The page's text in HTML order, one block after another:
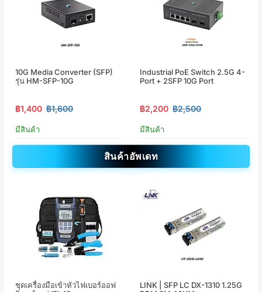
10G Media Converter (SFP)
รุ่น HM-SFP-10G
฿1,400 ฿1,600
มีสินค้า
Industrial PoE Switch 2.5G 4-
Port + 2SFP 10G Port
฿2,200 ฿2,500
มีสินค้า
สินค้าอัพเดท
ชุดเครื่องมือเข้าหัวไฟเบอร์ออฟ
LINK | SFP LC DX-1310 1.25G